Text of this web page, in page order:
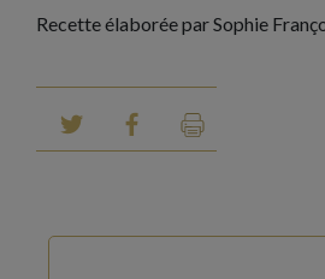
Recette élaborée par Sophie